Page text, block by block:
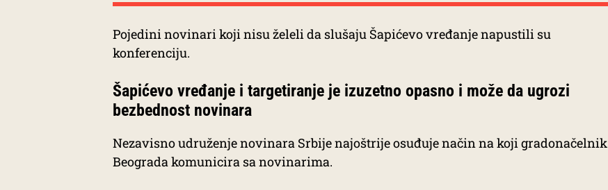
Pojedini novinari koji nisu želeli da slušaju Šapićevo vređanje napustili su
konferenciju.
Šapićevo vređanje i targetiranje je izuzetno opasno i može da ugrozi
bezbednost novinara
Nezavisno udruženje novinara Srbije najoštrije osuđuje način na koji gradonačelnik
Beograda komunicira sa novinarima.